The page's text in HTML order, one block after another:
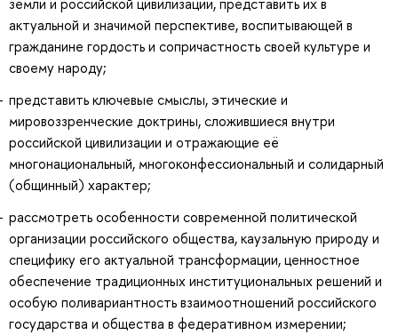
актуальной и значимой перспективе, воспитывающей в
гражданине гордость и сопричастность своей культуре и
своему народу;
представить ключевые смыслы, этические и
мировоззренческие доктрины, сложившиеся внутри
российской цивилизации и отражающие её
многонациональный, многоконфессиональный и солидарный
(общинный) характер;
рассмотреть особенности современной политической
организации российского общества, каузальную природу и
специфику его актуальной трансформации, ценностное
обеспечение традиционных институциональных решений и
особую поливариантность взаимоотношений российского
государства и общества в федеративном измерении;